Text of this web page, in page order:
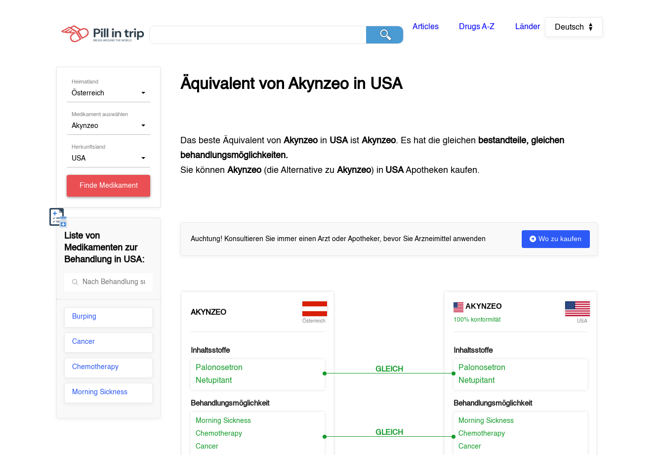
Articles Drugs A-Z Länder Deutsch
Heimatland
Österreich
Medikament auswählen
Akynzeo
Herkunftsland
USA
Finde Medikament
Liste von
Medikamenten zur
Behandlung in USA:
Burping
Cancer
Chemotherapy
Morning Sickness
Äquivalent vonAkynzeo in USA
Das beste Äquivalent vonAkynzeo in USAistAkynzeo. Es hat die gleichen bestandteile, gleichen
behandlungsmöglichkeiten.
Sie könnenAkynzeo (die Alternative zuAkynzeo) in USAApotheken kaufen.
Auchtung! Konsultieren Sie immer einen Arzt oder Apotheker, bevor Sie Arzneimittel anwenden Wo zu kaufen
AKYNZEO
Österreich
Inhaltsstoffe
Palonosetron
Netupitant
Behandlungsmöglichkeit
Morning Sickness
Chemotherapy
Cancer
GLEICH
GLEICH
AKYNZEO
100% konformität USA
Inhaltsstoffe
Palonosetron
Netupitant
Behandlungsmöglichkeit
Morning Sickness
Chemotherapy
Cancer